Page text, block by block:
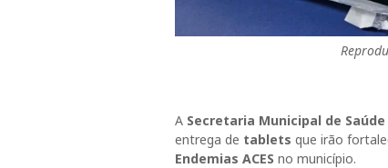
A Secretaria Municipal de
entrega de tablets que irão
Endemias ACES no município.